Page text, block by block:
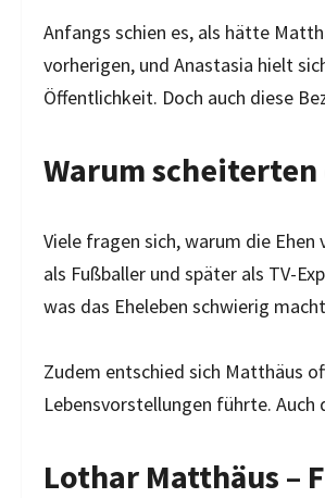
Anfangs schien es, als hätte
vorherigen, und Anastasia hielt
Öffentlichkeit. Doch auch diese
Warum
Viele fragen sich, warum die
als Fußballer und später als TV-
was das Eheleben schwierig
Zudem entschied sich Matthäus
Lebensvorstellungen führte.
Lothar Matthäus –